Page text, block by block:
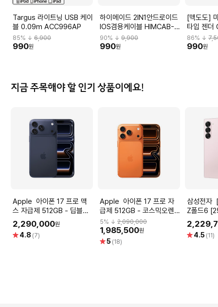
Targus 라이트닝 USB 케이
블 0.09m ACC996AP
85% ↓ 6,900
990원
하이메이드 2IN1안드로이드
IOS겸용케이블 HIMCAB-
H001
90% ↓9,900
990원
[맥도도]
타입 젠
86% ↓
990원
지금 주목해야 할 인기 상품이에요!
Apple 아이폰 17 프로 맥
스 자급제 512GB - 딥블루
[MFYU4KH/A]
2,290,000원
별 4.8 (7)
Apple 아이폰 17 프로 자
급제 512GB - 코스믹오렌
지 [MG8M4KH/A]
5% ↓2,090,000
1,985,500원
별5 (18)
삼성전자 [자급제] 갤럭시
Z폴드6
[SM-
별 4.5 (11)